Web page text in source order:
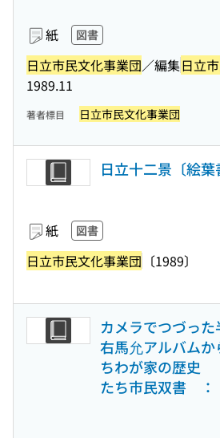
紙 図書
日立市民文化事業団／編集日立
1989.11
著者標目 日立市民文化事業団
日立十二景〔絵葉
紙 図書
日立市民文化事業団 〔1989〕
カメラでつづっ
右馬允アルバム
ちわが家の歴史
たち市民双書